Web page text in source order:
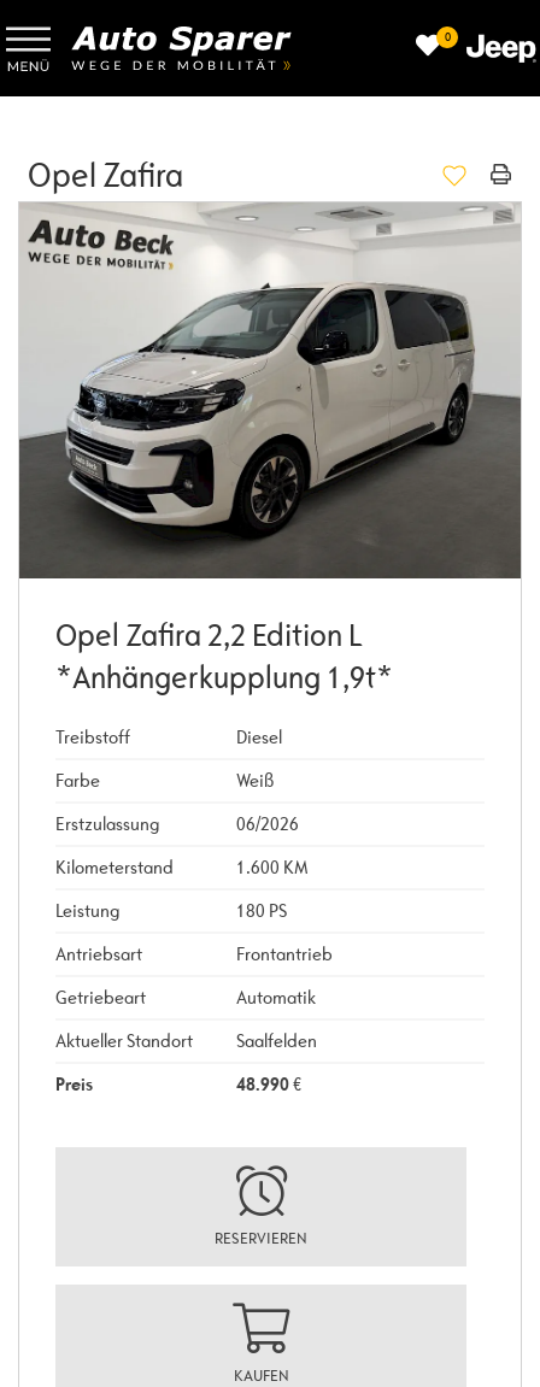
0
Opel Zafira
Opel Zafira 2,2 Edition L
*Anhängerkupplung 1,9t*
Treibstoff
Diesel
Farbe
Weiß
Erstzulassung
06/2026
Kilometerstand
1.600 KM
Leistung
180 PS
Antriebsart
Frontantrieb
Getriebeart
Automatik
Aktueller Standort
Saalfelden
Preis
48.990€
RESERVIEREN
KAUFEN